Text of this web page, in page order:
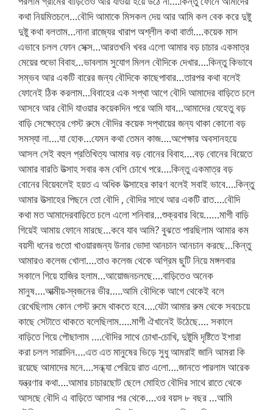
কথা নিয়মিতচলে…বৌদি আমাকে মিসকল দেয় আর আমি কল বেক করে দুষ্টু
দুষ্টু কথা বলতাম…নানা রাজ্যের খারাপ অশ্লীল কথা বার্তা….কয়েক মাস
এভাবে চলল ফোন সেক্স…আরতখনি খবর এলো আমার বড় চাচার একমাত্র
মেয়ের শুভো বিবাহ…ভাবলাম সুযোগ মিলল বৌদিকে দেখার….কিন্তু কিভাবে
সম্ভব আর একটি বারের জন্য বৌদিকে কাছেপাবার…তারপর কথা বলেই
ফোনেই ঠিক করলাম…বিবাহের এক সপ্থা আগে বৌদি আমাদের বাড়িতে চলে
আসবে আর বৌদি যাওয়ার কয়েকদিন পরে আমি যাব…আমাদের যেহেতু বড়
বাড়ি সেক্ষেত্রে গেস্ট রুমে বৌদির কয়েক সপ্থায়ের জন্য থাকা কোনো বড়
সমস্যা না….যা হোক…যেমন কথা তেমন কাজ….অপেক্ষার অবসানহয়ে
আসল সেই বহুল প্রতিখিত্য আমার বড় বোনের বিবাহ….বড় বোনের বিয়েতে
আমার বারতি উত্সাহ সবার কম বেশি চোখে পরে….কিন্তু একমাত্র বড়
বোনের বিয়েবলেই হয়ত এ অধিক উত্সাহের কারণ বলেই সবাই ভাবে….কিন্তু
আমার উত্সাহের পিছনে তো বৌদি , বৌদির সাথে আর একটি রাত….বৌদি
কথা মত আমাদেরবাড়িতে চলে এলো শনিবার…শুক্রবার বিয়ে……মাগী বাড়ি
গিয়েই আমায় ফোনে মারছে…কবে যাব আমি? বুঝতে পারছিলাম আমার কম
বয়সী ধনের গুতো খাওয়ারজন্য উনার ভোদা আনচান আনচান করছে…কিন্তু
আমারও কলেজ খোলা….তাও কলেজ থেকে অগ্রিম ছুটি নিয়ে মঙ্গলবার
সকালে গিয়ে হাজির হলাম…আয়োজনচলছে….বাড়িতেও অনেক
মানুষ….আত্মীয়-স্বজনের ভীর…..আমি বৌদিকে আগে থেকেই বলে
রেখেছিলাম কোন গেস্ট রুমে থাকতে হবে….যেটা আমার রুম থেকে সবচেয়ে
কাছে সেটাতে থাকতে বলেছিলাম…..মাগী ঐখানেই উঠেছে…. সকালে
বাড়িতে গিয়ে পৌছালাম ….বৌদির সাথে চোখা-চোখি, দুষ্টুমি দৃষ্টিতে ইশারা
করা চলল সারাদিন….এত এত মানুষের ভিড়ে সুধু আমরাই জানি আমরা কি
রয়েছে আমাদের মনে….সন্ধ্যা পেরিয়ে রাত এলো….জানতে পারলাম আরেক
যন্ত্রণার কথা….আমার চাচারছোট ছেলে মোহিত বৌদির সাথে রাতে থেকে
আসছে বৌদি এ বাড়িতে আসার পর থেকে….ওর বয়স ৮ বছর …আমি